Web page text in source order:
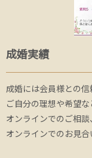
成婚実績
成婚には会員様との信
ご自分の理想や希望な
オンラインでのご相談
オンラインでのお見合